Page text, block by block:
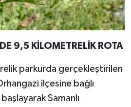
9,5 KİLOMETRELİK ROTA
parkurda gerçekleştirilen
ilçesine bağlı
Samanlı